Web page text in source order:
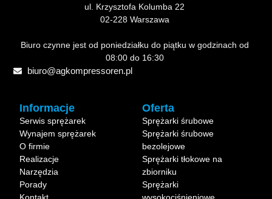
ul. Krzysztofa Kolumba 22
02-228 Warszawa
Biuro czynne jest od poniedziałku do piątku w godzinach od
08:00 do 16:30
biuro@agkompressoren.pl
Oferta
Sprężarki śrubowe
Sprężarki śrubowe
bezolejowe
Sprężarki tłokowe na
zbiorniku
Sprężarki
Informacje
Serwis sprężarek
Wynajem sprężarek
O firmie
Realizacje
Narzędzia
Porady